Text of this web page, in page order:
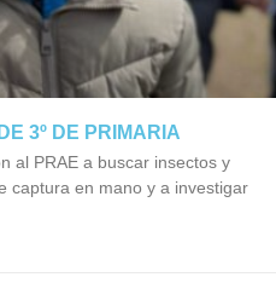
3º DE PRIMARIA
al PRAE a buscar insectos y
captura en mano y a investigar